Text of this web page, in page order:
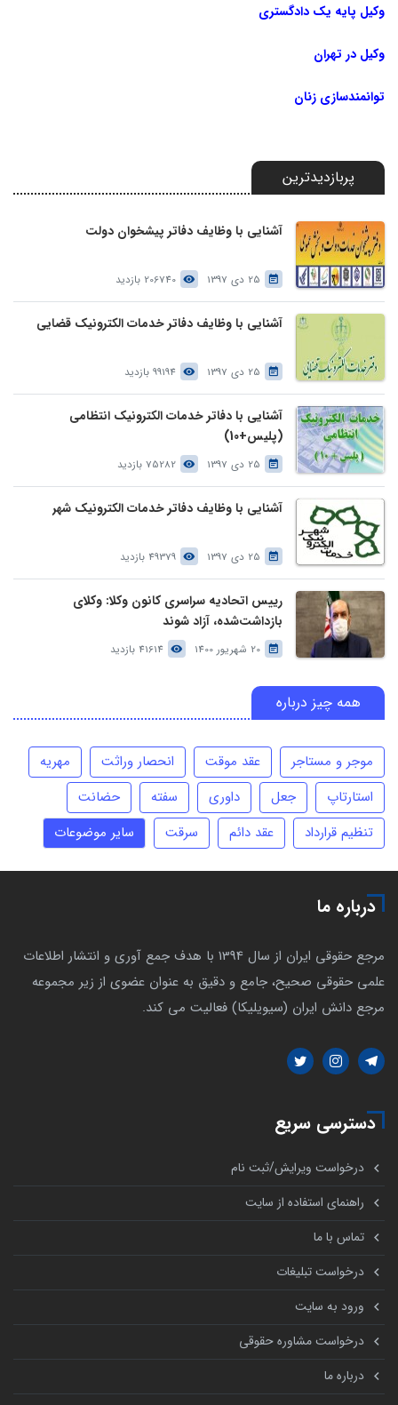
وکیل پایه یک دادگستری
وکیل در تهران
توانمندسازی زنان
پربازدیدترین
آشنایی با وظایف دفاتر پیشخوان دولت
25 دی 1397 206740 بازدید
آشنایی با وظایف دفاتر خدمات الکترونیک قضایی
25 دی 1397 99194 بازدید
آشنایی با دفاتر خدمات الکترونیک انتظامی
(پلیس+10)
25 دی 1397 75282 بازدید
آشنایی با وظایف دفاتر خدمات الکترونیک شهر
25 دی 1397 49379 بازدید
رییس اتحادیه سراسری کانون وکلا: وکلای
بازداشت‌شده، آزاد شوند
20 شهریور 1400 41614 بازدید
همه چیز درباره
موجر و مستاجر عقد موقت انحصار وراثت
مهریه
استارتاپ
جعل داوری سفته
حضانت
تنظیم قرارداد
عقد دائم سرقت سایر موضوعات
درباره ما
مرجع حقوقی ایران از سال 1394 با هدف جمع آوری و انتشار اطلاعات
علمی حقوقی صحیح، جامع و دقیق به عنوان عضوی از زیر مجموعه
مرجع دانش ایران (سیویلیکا) فعالیت می کند.
دسترسی سریع
درخواست ویرایش/ثبت نام
راهنمای استفاده از سایت
تماس با ما
درخواست تبلیغات
ورود به سایت
درخواست مشاوره حقوقی
درباره ما